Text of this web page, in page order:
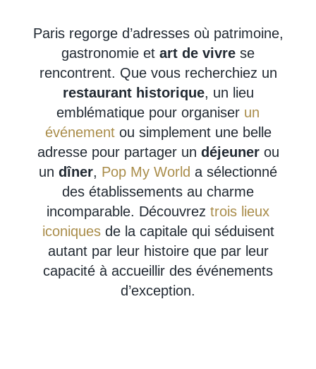
Paris regorge d’adresses où patrimoine,
gastronomie et art de vivre se
rencontrent. Que vous recherchiez un
restaurant historique, un lieu
emblématique pour organiser un
événementou simplement une belle
adresse pour partager un déjeunerou
un dîner, Pop My World a sélectionné
des établissements au charme
incomparable. Découvrez trois lieux
iconiquesde la capitale qui séduisent
autant par leur histoire que par leur
capacité à accueillir des événements
d’exception.